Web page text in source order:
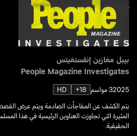
بيبل مغازين إنفستغيتس
People Magazine Investigates
20253 مواسم 18+
HD
يتم الكشف عن المفاجأت الصادمة ويتم عرض القصص
المثيرة التي تجاوزت العناوين الرئيسية في هذا
الحقيقية.